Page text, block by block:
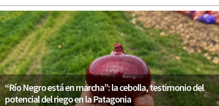
“Río Negro está en marcha”: la cebolla, testimonio del
potencial del riego en la Patagonia